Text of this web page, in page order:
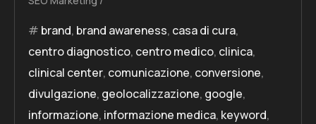
brand, brand awareness, casa di cura,
centro diagnostico, centro medico, clinica,
clinical center, comunicazione, conversione,
divulgazione, geolocalizzazione, google,
informazione, informazione medica, keyword,